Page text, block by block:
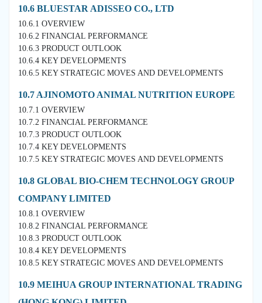
10.6 BLUESTAR ADISSEO CO., LTD
10.6.1 OVERVIEW
10.6.2 FINANCIAL PERFORMANCE
10.6.3 PRODUCT OUTLOOK
10.6.4 KEY DEVELOPMENTS
10.6.5 KEY STRATEGIC MOVES AND DEVELOPMENTS
10.7 AJINOMOTO ANIMAL NUTRITION EUROPE
10.7.1 OVERVIEW
10.7.2 FINANCIAL PERFORMANCE
10.7.3 PRODUCT OUTLOOK
10.7.4 KEY DEVELOPMENTS
10.7.5 KEY STRATEGIC MOVES AND DEVELOPMENTS
10.8 GLOBAL BIO-CHEM TECHNOLOGY GROUP
COMPANY LIMITED
10.8.1 OVERVIEW
10.8.2 FINANCIAL PERFORMANCE
10.8.3 PRODUCT OUTLOOK
10.8.4 KEY DEVELOPMENTS
10.8.5 KEY STRATEGIC MOVES AND DEVELOPMENTS
10.9 MEIHUA GROUP INTERNATIONAL TRADING